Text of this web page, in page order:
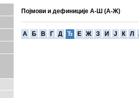
Појмови и дефиниције А-Ш (А-Ж)
A Б В Г Д Ђ Е Ж З И Ј К Л